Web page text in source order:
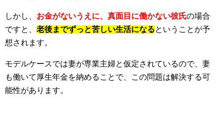
しかし、 お金がないうえに、真面目に働かない彼氏の場合
ですと、 老後までずっと苦しい生活になるということが予
想されます。
モデルケースでは妻が専業主婦と仮定されているので、妻
も働いて厚生年金を納めることで、この問題は解決する可
能性があります。